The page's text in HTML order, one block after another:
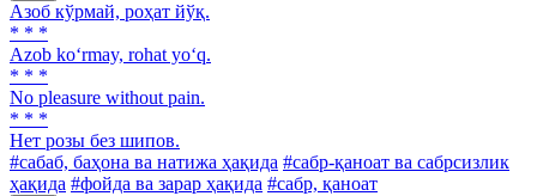
Азоб кўрмай, роҳат йўқ.
* * *
Azob ko‘rmay, rohat yo‘q.
* * *
No pleasure without pain.
* * *
Нет розы без шипов.
#сабаб, баҳона ва натижа ҳақида #сабр-қаноат ва сабрсизлик
ҳақида #фойда ва зарар ҳақида #сабр, қаноат